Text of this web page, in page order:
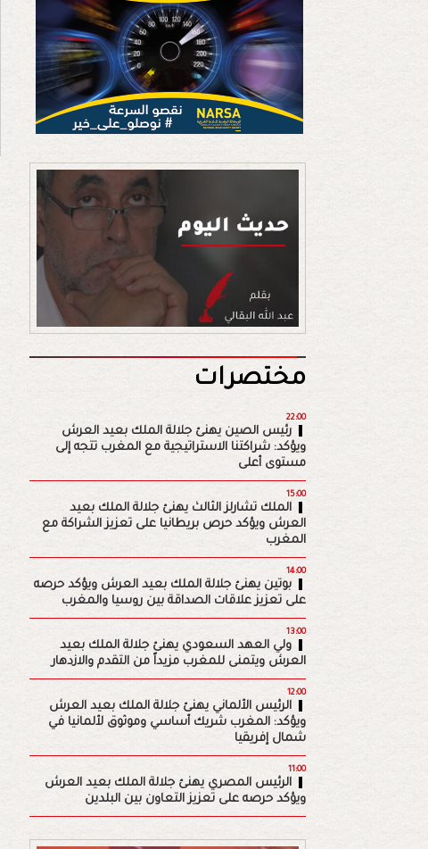
مختصرات
22:00
رئيس الصين يهنئ جلالة الملك بعيد العرش
ويؤكد: شراكتنا الاستراتيجية مع المغرب تتجه إلى
مستوى أعلى
15:00
الملك تشارلز الثالث يهنئ جلالة الملك بعيد
العرش ويؤكد حرص بريطانيا على تعزيز الشراكة مع
المغرب
14:00
بوتين يهنئ جلالة الملك بعيد العرش ويؤكد حرصه
على تعزيز علاقات الصداقة بين روسيا والمغرب
13:00
ولي العهد السعودي يهنئ جلالة الملك بعيد
العرش ويتمنى للمغرب مزيداً من التقدم والازدهار
12:00
الرئيس الألماني يهنئ جلالة الملك بعيد العرش
ويؤكد: المغرب شريك أساسي وموثوق لألمانيا في
شمال إفريقيا
11:00
الرئيس المصري يهنئ جلالة الملك بعيد العرش
ويؤكد حرصه على تعزيز التعاون بين البلدين